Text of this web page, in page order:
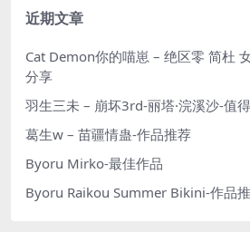
近期文章
Cat Demon你的喵崽 – 绝区零 简杜
分享
羽生三未 – 崩坏3rd-丽塔·浣溪沙-值
葛生w – 苗疆情蛊-作品推荐
Byoru Mirko-最佳作品
Byoru Raikou Summer Bikini-作品